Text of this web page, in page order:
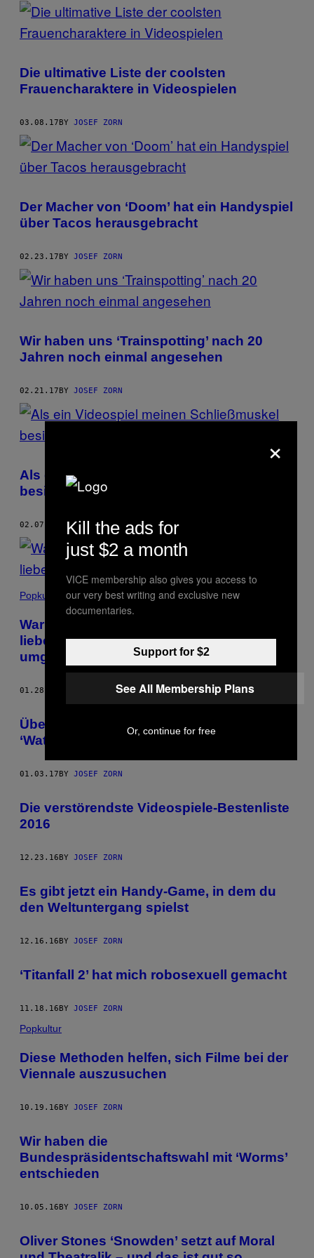
POSTS
BY
THIS
AUTHOR
Die ultimative Liste der coolsten
Frauencharaktere in Videospielen
03.08.17BY JOSEF ZORN
Der Macher von ‘Doom’ hat ein Handyspiel
über Tacos herausgebracht
02.23.17BY JOSEF ZORN
Wir haben uns ‘Trainspotting’ nach 20
Jahren noch einmal angesehen
02.21.17BY JOSEF ZORN
Als ein Videospiel meinen Schließmuskel
besiegte
02.07.17 BYJOSEF ZORN
Popkultur
Warum Leute, die ‘The Force Awakens’
lieben, ‘Rogue One’ hassen und
umgekehrt
01.28.17 JOSEF ZORN
Über die Feiertage habe ich betrunken
‘Watch_Dogs 2’ durchgespielt
01.03.17BY JOSEF ZORN
Die verstörendste Videospiele-Bestenliste
2016
12.23.16BY JOSEF ZORN
Es gibt jetzt ein Handy-Game, in dem du
den Weltuntergang spielst
12.16.16BY JOSEF ZORN
‘Titanfall 2’ hat mich robosexuell gemacht
11.18.16BY JOSEF ZORN
Popkultur
Diese Methoden helfen, sich Filme bei der
Viennale auszusuchen
10.19.16BY JOSEF ZORN
Wir haben die
Bundespräsidentschaftswahl mit ‘Worms’
entschieden
10.05.16BY JOSEF ZORN
Oliver Stones ‘Snowden’ setzt auf Moral
×
Kill the ads for
just $2 a month
VICE membership also gives you access to
our very best writing and exclusive new
documentaries.
Support for $2
See All Membership Plans
Or, continue for free